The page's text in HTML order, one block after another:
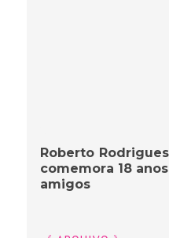
Roberto
comemora 18
amigos